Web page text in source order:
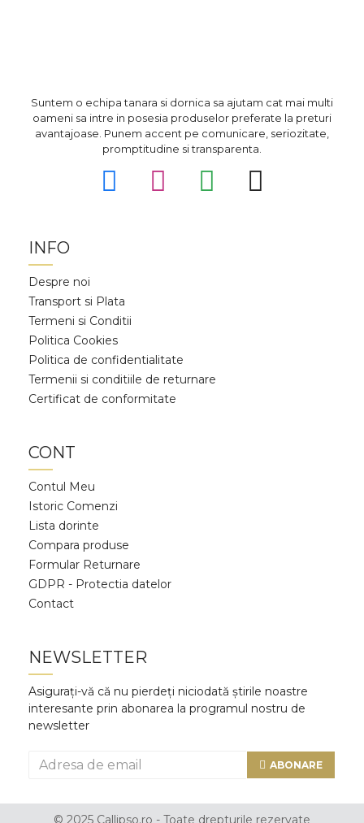
Suntem o echipa tanara si dornica sa ajutam cat mai multi
oameni sa intre in posesia produselor preferate la preturi
avantajoase. Punem accent pe comunicare, seriozitate,
promptitudine si transparenta.
INFO
Despre noi
Transport si Plata
Termeni si Conditii
Politica Cookies
Politica de confidentialitate
Termenii si conditiile de returnare
Certificat de conformitate
CONT
Contul Meu
Istoric Comenzi
Lista dorinte
Compara produse
Formular Returnare
GDPR - Protectia datelor
Contact
NEWSLETTER
Asigurați-vă că nu pierdeți niciodată știrile noastre
interesante prin abonarea la programul nostru de
newsletter
ABONARE
© 2025 Callipso.ro - Toate drepturile rezervate